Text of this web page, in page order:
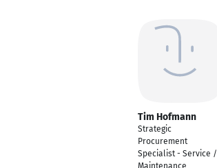
Tim Hofmann
Strategic
Procurement
Specialist - Service /
Maintenance